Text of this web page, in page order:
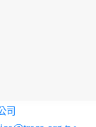
司